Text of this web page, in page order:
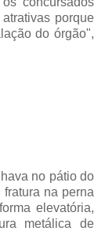
porque
do órgão",
no pátio do
na perna
elevatória,
metálica de